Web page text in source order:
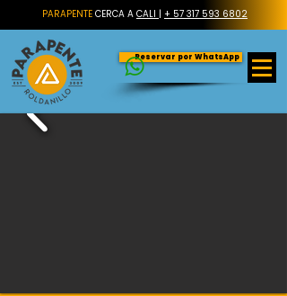
PARAPENTE CERCA A CALI | + 57 317 593 6802
Reservar por WhatsApp